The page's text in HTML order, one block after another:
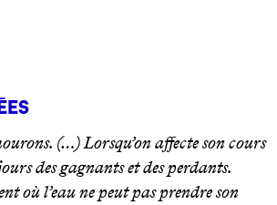
(…) Lorsqu’on affecte son cours
des gagnants et des perdants.
où l’eau ne peut pas prendre son